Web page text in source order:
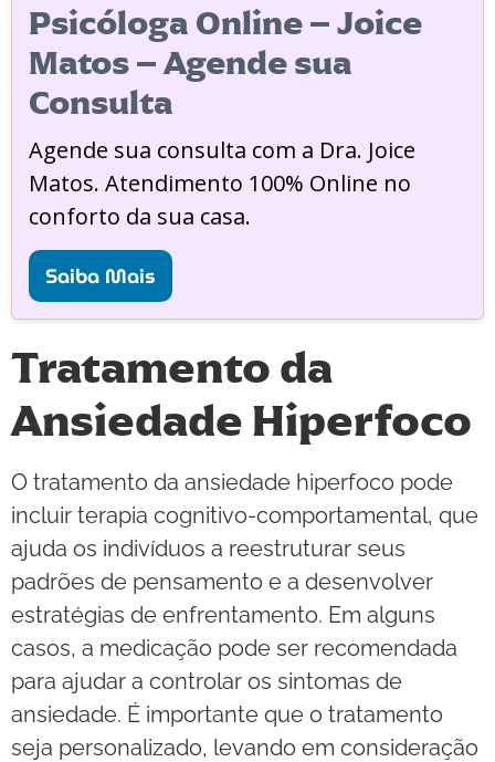
Psicóloga Online – Joice
Matos – Agende sua
Consulta
Agende sua consulta com a Dra. Joice
Matos. Atendimento 100% Online no
conforto da sua casa.
Saiba Mais
Tratamento da
Ansiedade Hiperfoco
O tratamento da ansiedade hiperfoco pode
incluir terapia cognitivo-comportamental, que
ajuda os indivíduos a reestruturar seus
padrões de pensamento e a desenvolver
estratégias de enfrentamento. Em alguns
casos, a medicação pode ser recomendada
para ajudar a controlar os sintomas de
ansiedade. É importante que o tratamento
seja personalizado, levando em consideração